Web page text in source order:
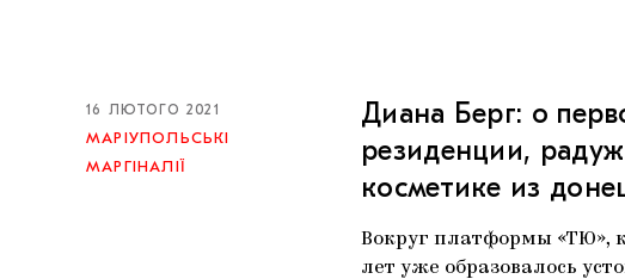
16 ЛЮТОГО 2021
МАРІУПОЛЬСЬКІ
МАРГІНАЛІЇ
Диана Берг: о
резиденции,
косметике из
Вокруг платформы «ТЮ»,
лет уже образовалось